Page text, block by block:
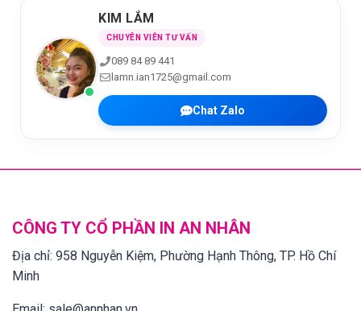
KIM LẮM
CHUYÊN VIÊN TƯ VẤN
089 84 89 441
lamn.ian1725@gmail.com
Chat Zalo
CÔNG TY CỔ PHẦN IN AN NHÂN
Địa chỉ: 958 Nguyễn Kiệm, Phường Hạnh Thông, TP. Hồ Chí
Minh